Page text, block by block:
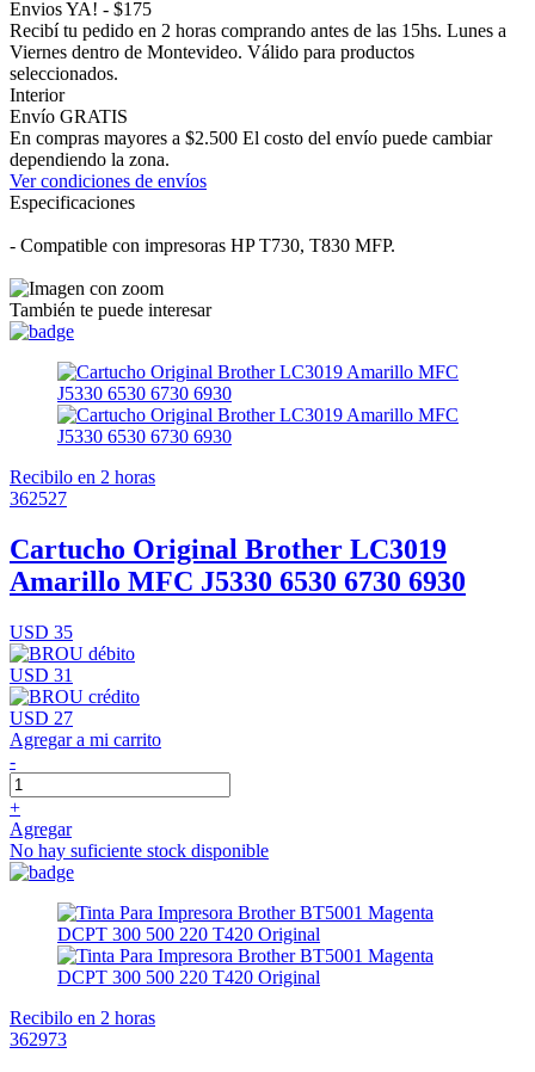
Envios YA! - $175
Recibí tu pedido en 2 horas comprando antes de las 15hs. Lunes a
Viernes dentro de Montevideo. Válido para productos
seleccionados.
Interior
Envío GRATIS
En compras mayores a $2.500 El costo del envío puede cambiar
dependiendo la zona.
Ver condiciones de envíos
Especificaciones
- Compatible con impresoras HP T730, T830 MFP.
También te puede interesar
Recibilo en 2 horas
362527
Cartucho Original Brother LC3019
Amarillo MFC J5330 6530 6730 6930
USD 35
USD 31
USD 27
Agregar a mi carrito
-
+
Agregar
No hay suficiente stock disponible
Recibilo en 2 horas
362973